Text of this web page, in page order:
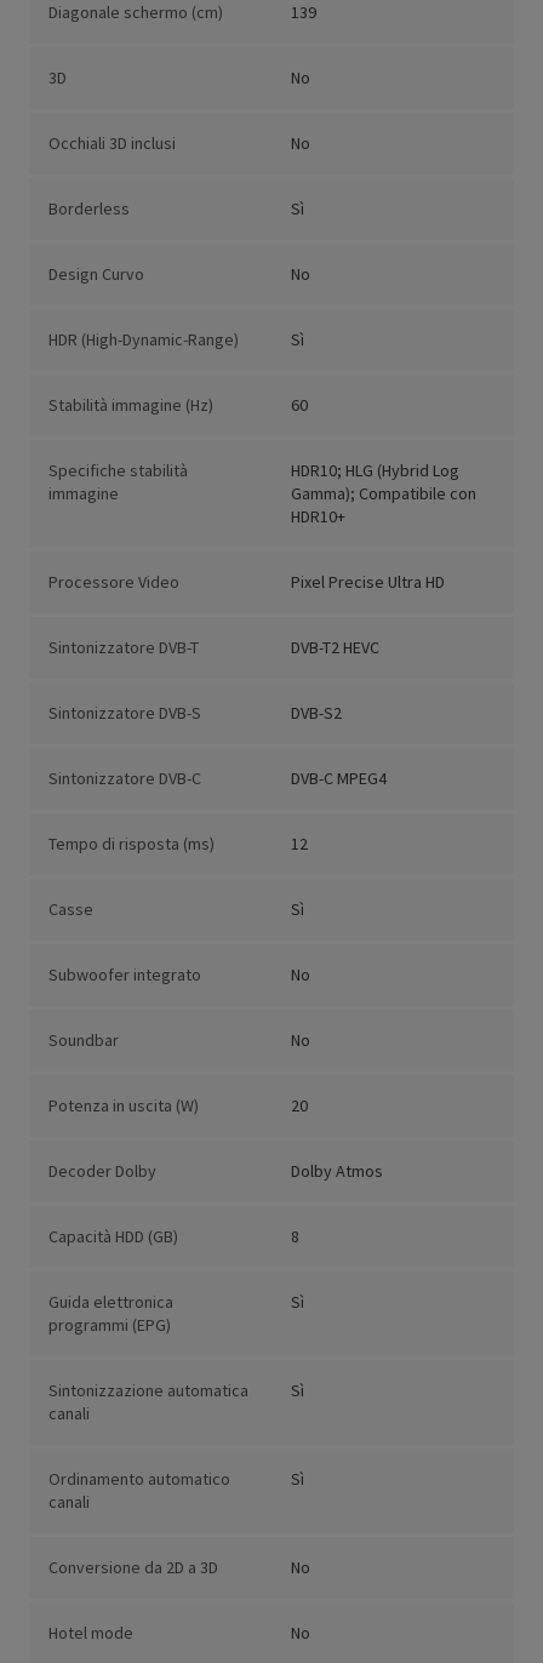
Diagonale schermo (cm) 139
3D No
Occhiali 3D inclusi No
Borderless Sì
Design Curvo No
HDR (High-Dynamic-Range) Sì
Stabilità immagine (Hz) 60
Specifiche stabilità
immagine
HDR10; HLG (Hybrid Log
Gamma); Compatibile con
HDR10+
Processore Video Pixel Precise Ultra HD
Sintonizzatore DVB-T DVB-T2 HEVC
Sintonizzatore DVB-S DVB-S2
Sintonizzatore DVB-C DVB-C MPEG4
Tempo di risposta (ms) 12
Casse Sì
Subwoofer integrato No
Soundbar No
Potenza in uscita (W) 20
Decoder Dolby Dolby Atmos
Capacità HDD (GB) 8
Guida elettronica
programmi (EPG)
Sì
Sintonizzazione automatica
canali
Sì
Ordinamento automatico
canali
Sì
Conversione da 2D a 3D No
Hotel mode No